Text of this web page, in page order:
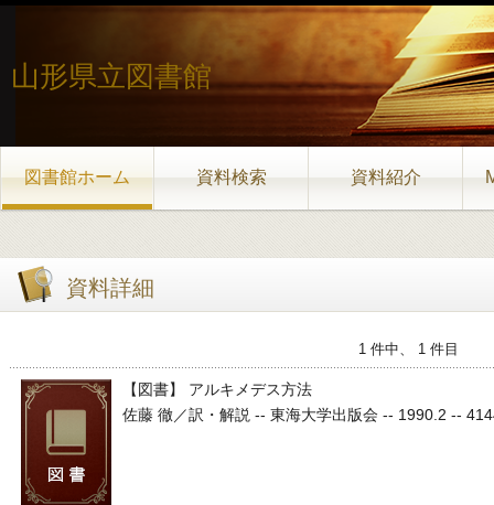
山形県立図書館
図書館ホーム 資料検索 資料紹介
資料詳細
1 件中、 1 件目
【図書】 アルキメデス方法
佐藤 徹／訳・解説 -- 東海大学出版会 -- 1990.2 --